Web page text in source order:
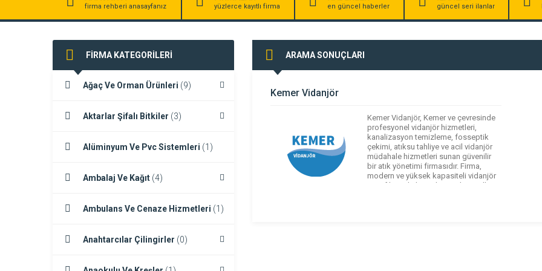
firma rehberi anasayfanız yüzlerce kayıtlı firma en güncel haberler güncel seri ilanlar
FİRMA KATEGORİLERİ
Ağaç Ve Orman Ürünleri (9)
Aktarlar Şifalı Bitkiler (3)
Alüminyum Ve Pvc Sistemleri (1)
Ambalaj Ve Kağıt (4)
Ambulans Ve Cenaze Hizmetleri (1)
Anahtarcılar Çilingirler (0)
ARAMA SONUÇLARI
Kemer Vidanjör
Kemer Vidanjör, Kemer ve çevresinde
profesyonel vidanjör hizmetleri,
kanalizasyon temizleme, fosseptik
çekimi, atıksu tahliye ve acil vidanjör
müdahale hizmetleri sunan güvenilir
bir atık yönetimi firmasıdır. Firma,
modern ve yüksek kapasiteli vidanjör
araç filosu ile konutlar, siteler, oteller,